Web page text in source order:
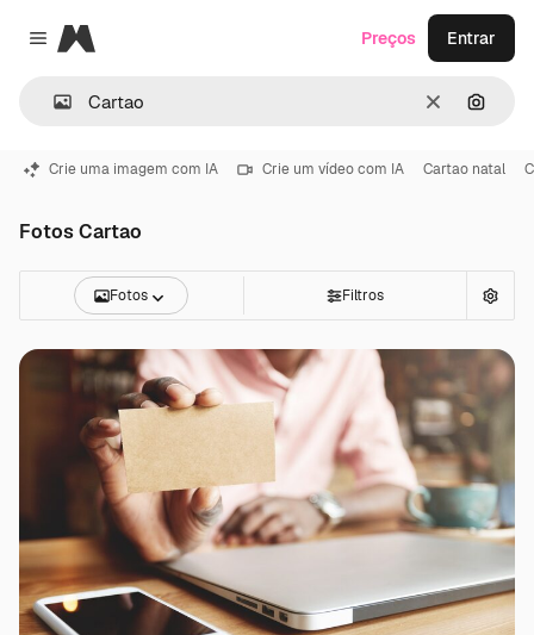
Close menu
Magnific
Limpar
Preços Entrar
Crie uma imagem com IA Crie um vídeo com IA Cartao natal
Fotos Cartao
Fotos Filtros